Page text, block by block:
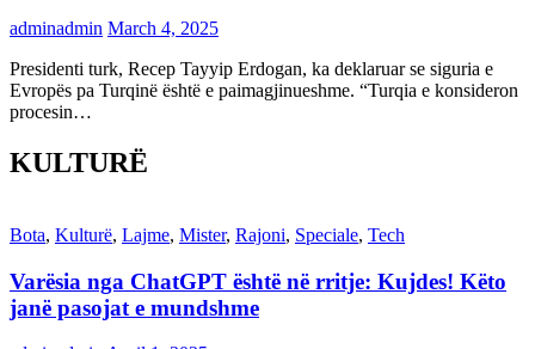
adminadmin March 4, 2025
Presidenti turk, Recep Tayyip Erdogan, ka deklaruar se siguria e
Evropës pa Turqinë është e paimagjinueshme. “Turqia e konsideron
procesin…
KULTURË
Bota, Kulturë, Lajme, Mister, Rajoni, Speciale, Tech
Varësia nga ChatGPT është në rritje: Kujdes! Këto
janë pasojat e mundshme